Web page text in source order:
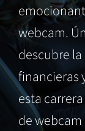
webcam.
descubre
financieras
esta
de